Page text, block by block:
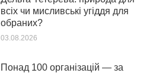
всіх чи мисливські угіддя для
обраних?
03.08.2026
Понад 100 організацій — за